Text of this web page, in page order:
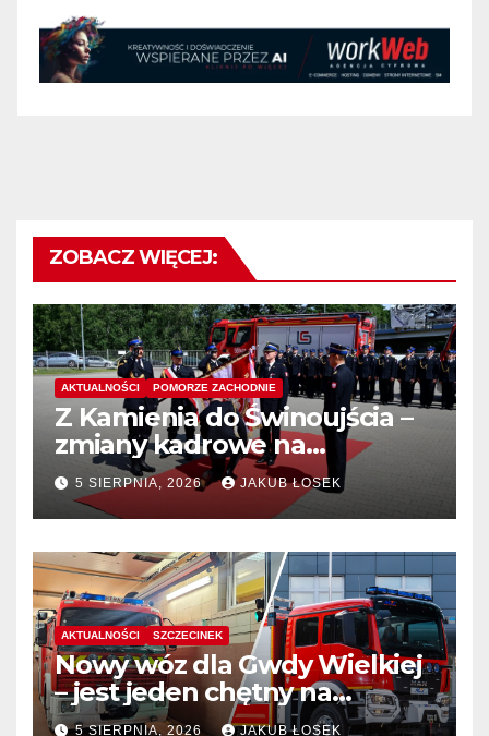
ZOBACZ WIĘCEJ:
AKTUALNOŚCI POMORZE ZACHODNIE
Z Kamienia do Świnoujścia –
zmiany kadrowe na
stanowiskach komendantów
5 SIERPNIA, 2026 JAKUB ŁOSEK
AKTUALNOŚCI SZCZECINEK
Nowy wóz dla Gwdy Wielkiej
– jest jeden chętny na
dostawę
5 SIERPNIA, 2026 JAKUB ŁOSEK